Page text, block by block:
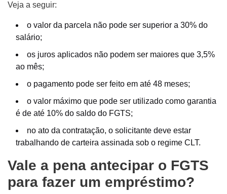
Veja a seguir:
o valor da parcela não pode ser superior a 30% do
salário;
os juros aplicados não podem ser maiores que 3,5%
ao mês;
o pagamento pode ser feito em até 48 meses;
o valor máximo que pode ser utilizado como garantia
é de até 10% do saldo do FGTS;
no ato da contratação, o solicitante deve estar
trabalhando de carteira assinada sob o regime CLT.
Vale a pena antecipar o FGTS
para fazer um empréstimo?